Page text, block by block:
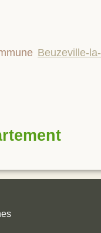
Beuzeville-la-